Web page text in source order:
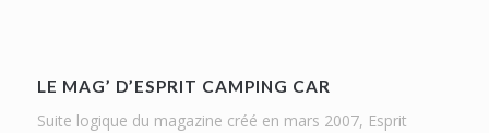
LE MAG’ D’ESPRIT CAMPING CAR
Suite logique du magazine créé en mars 2007, Esprit